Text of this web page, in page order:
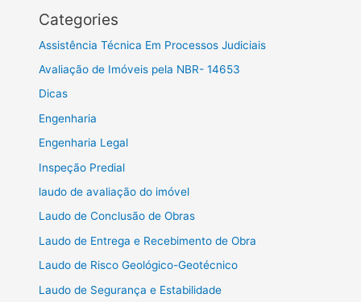
Categories
Assistência Técnica Em Processos Judiciais
Avaliação de Imóveis pela NBR- 14653
Dicas
Engenharia
Engenharia Legal
Inspeção Predial
laudo de avaliação do imóvel
Laudo de Conclusão de Obras
Laudo de Entrega e Recebimento de Obra
Laudo de Risco Geológico-Geotécnico
Laudo de Segurança e Estabilidade